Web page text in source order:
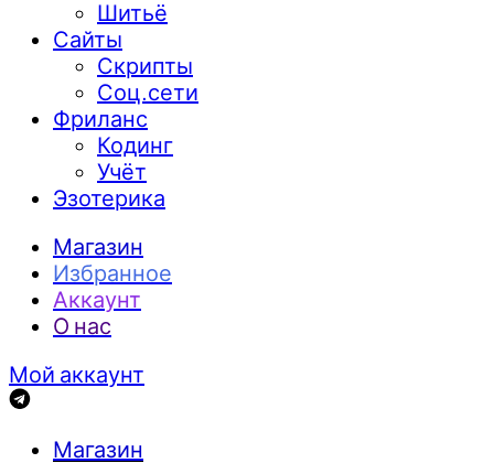
Шитьё
Сайты
Скрипты
Соц.сети
Фриланс
Кодинг
Учёт
Эзотерика
Магазин
Избранное
Аккаунт
О нас
Мой аккаунт
Магазин